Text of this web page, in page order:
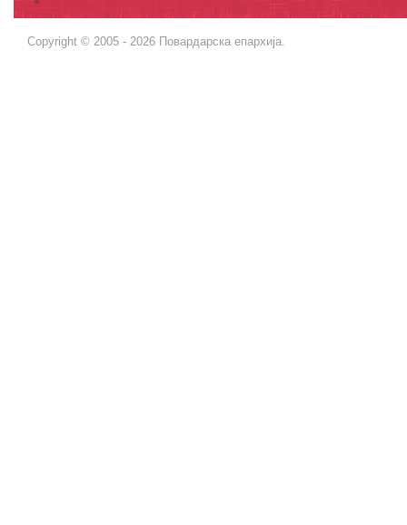
Copyright © 2005 - 2026 Повардарска епархија.